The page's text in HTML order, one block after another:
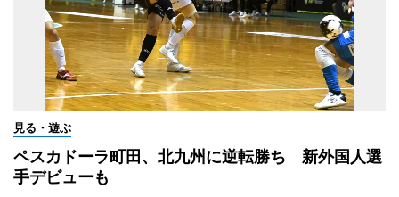
見る・遊ぶ
ペスカドーラ町田、北九州に逆転勝ち 新外国人選
手デビューも